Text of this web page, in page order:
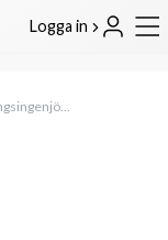
Logga in
Kontrollanläggningsingenjör Syd – Vattenfall Eldistribution